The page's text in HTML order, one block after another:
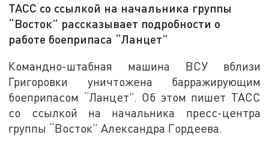
ТАСС со ссылкой на начальника группы
“Восток” рассказывает подробности о
работе боеприпаса “Ланцет”
Командно-штабная машина ВСУ вблизи
Григоровки уничтожена барражирующим
боеприпасом “Ланцет”. Об этом пишет ТАСС
со ссылкой на начальника пресс-центра
группы “Восток” Александра Гордеева.